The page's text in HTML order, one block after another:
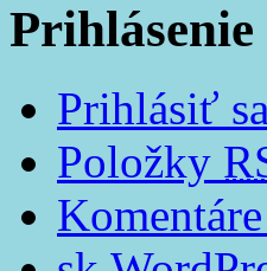
Prihlásenie
Prihlásiť sa
Položky